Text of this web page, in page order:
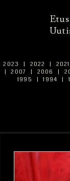
2023 | 2022 |
| 2007 | 2006 |
1995
| 1994 |